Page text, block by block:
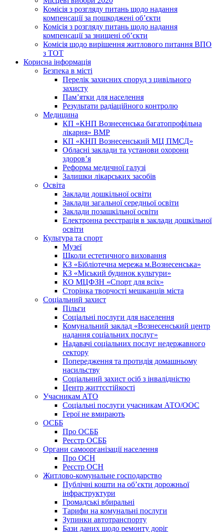
Комісія з розгляду питань щодо надання
компенсації за пошкоджені об’єкти
Комісія з розгляду питань щодо надання
компенсації за знищені об’єкти
Комісія щодо вирішення житлового питання ВПО
з ТОТ
Корисна інформація
Безпека в місті
Перелік захисних споруд з цивільного
захисту
Пам’ятки для населення
Результати радіаційного контролю
Медицина
КП «КНП Вознесенська багатопрофільна
лікарня» ВМР
КП «КНП Вознесенський МЦ ПМСД»
Обласні заклади та установи охорони
здоров’я
Реформа медичної галузі
Залишки лікарських засобів
Освіта
Заклади дошкільної освіти
Заклади загальної середньої освіти
Заклади позашкільної освіти
Електронна реєстрація в заклади дошкільної
освіти
Культура та спорт
Музеї
Школи естетичного виховання
КЗ «Бібліотечна мережа м.Вознесенська»
КЗ «Міський будинок культури»
КО МЦФЗН «Спорт для всіх»
Сторінка творчості мешканців міста
Соціальний захист
Пільги
Соціальні послуги для населення
Комунальний заклад «Вознесенський центр
надання соціальних послуг»
Надавачі соціальних послуг недержавного
сектору
Попередження та протидія домашньому
насильству
Соціальний захист осіб з інвалідністю
Центр життєстійкості
Учасникам АТО
Соціальні послуги учасникам АТО/ООС
Герої не вмирають
ОСББ
Про ОСББ
Реєстр ОСББ
Органи самоорганізації населення
Про ОСН
Реєстр ОСН
Житлово-комунальне господарство
Публічні кошти на об’єкти дорожньої
інфраструктури
Громадські вбиральні
Тарифи на комунальні послуги
Зупинки автотранспорту
Бази даних щодо ремонту доріг